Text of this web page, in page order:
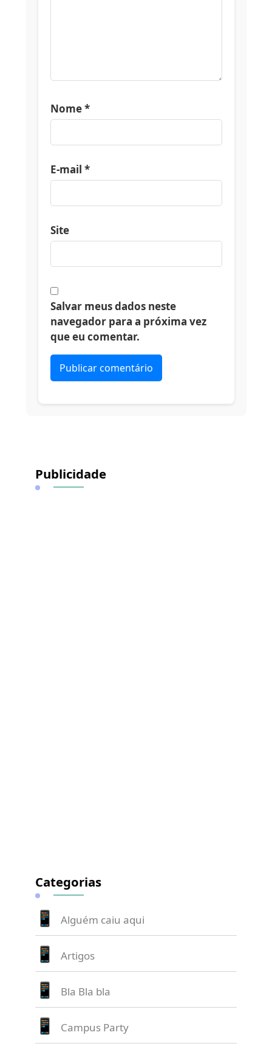
Nome*
E-mail *
Site
Salvar meus dados neste
navegador para a próxima vez
que eu comentar.
Publicidade
Categorias
Alguém caiu aqui
Artigos
Bla Bla bla
Campus Party